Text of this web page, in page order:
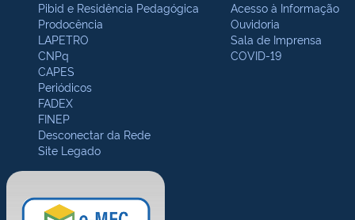
Pibid e Residência Pedagógica
Prodocência
LAPETRO
CNPq
CAPES
Periódicos
FADEX
FINEP
Desconectar da Rede
Site Legado
Acesso à Informação
Ouvidoria
Sala de Imprensa
COVID-19